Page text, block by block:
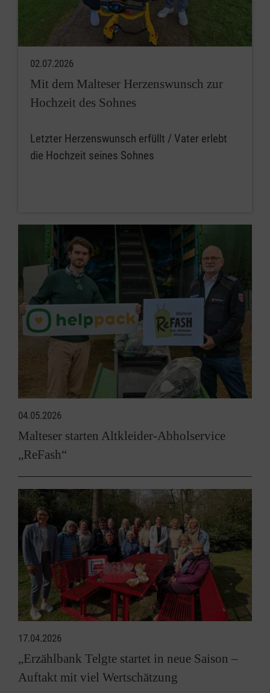
02.07.2026
Mit dem Malteser Herzenswunsch zur
Hochzeit des Sohnes
Letzter Herzenswunsch erfüllt / Vater erlebt
die Hochzeit seines Sohnes
04.05.2026
Malteser starten Altkleider-Abholservice
„ReFash“
17.04.2026
„Erzählbank Telgte startet in neue Saison –
Auftakt mit viel Wertschätzung